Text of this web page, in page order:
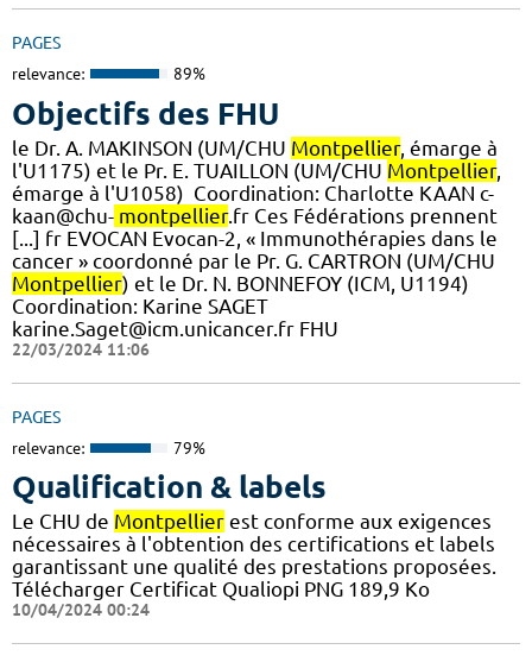
PAGES
relevance: 89%
Objectifs des FHU
le Dr. A. MAKINSON (UM/CHU Montpellier, émarge à
l'U1175) et le Pr. E. TUAILLON (UM/CHU Montpellier,
émarge à l'U1058) ​ Coordination: Charlotte KAAN c-
kaan@chu- montpellier.fr Ces Fédérations prennent
[...] fr EVOCAN Evocan-2, « Immunothérapies dans le
cancer » coordonné par le Pr. G. CARTRON (UM/CHU
Montpellier) et le Dr. N. BONNEFOY (ICM, U1194)
Coordination: Karine SAGET
karine.Saget@icm.unicancer.fr FHU
22/03/2024 11:06
PAGES
relevance: 79%
Qualification & labels
Le CHU de Montpellier est conforme aux exigences
nécessaires à l'obtention des certifications et labels
garantissant une qualité des prestations proposées.
Télécharger Certificat Qualiopi PNG 189,9 Ko
10/04/2024 00:24